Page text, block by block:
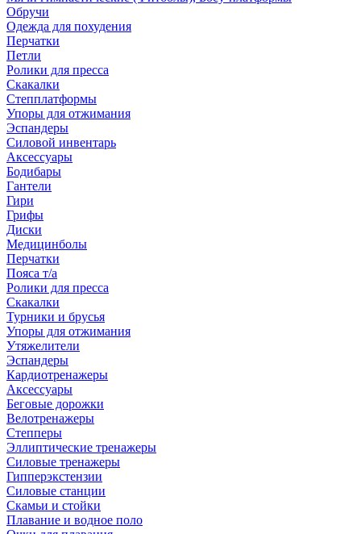
Обручи
Одежда для похудения
Перчатки
Петли
Ролики для пресса
Скакалки
Степплатформы
Упоры для отжимания
Эспандеры
Силовой инвентарь
Аксессуары
Бодибары
Гантели
Гири
Грифы
Диски
Медицинболы
Перчатки
Пояса т/а
Ролики для пресса
Скакалки
Турники и брусья
Упоры для отжимания
Утяжелители
Эспандеры
Кардиотренажеры
Аксессуары
Беговые дорожки
Велотренажеры
Степперы
Эллиптические тренажеры
Силовые тренажеры
Гипперэкстензии
Силовые станции
Скамьи и стойки
Плавание и водное поло